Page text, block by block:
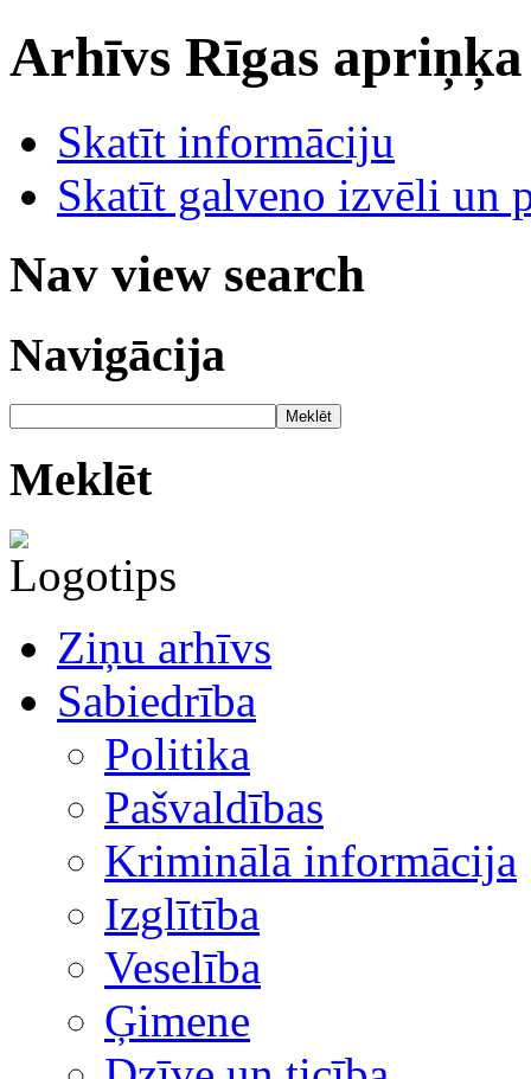
Arhīvs Rīgas
Skatīt informāciju
Skatīt galveno izvēli un
Nav view search
Navigācija
Meklēt
Meklēt
Ziņu arhīvs
Sabiedrība
Politika
Pašvaldības
Kriminālā informācija
Izglītība
Veselība
Ģimene